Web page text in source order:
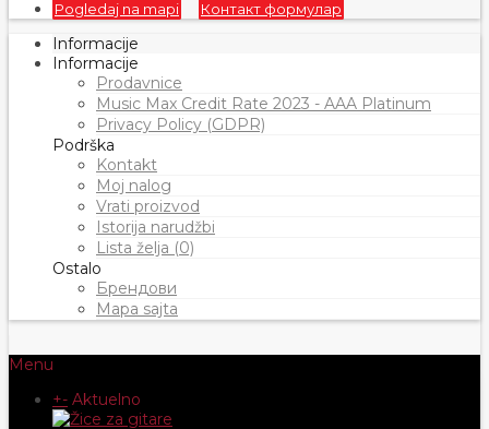
Pogledaj na mapi Контакт формулар
Informacije
Informacije
Prodavnice
Music Max Credit Rate 2023 - AAA Platinum
Privacy Policy (GDPR)
Podrška
Kontakt
Moj nalog
Vrati proizvod
Istorija narudžbi
Lista želja (0)
Ostalo
Брендови
Mapa sajta
Menu
+- Aktuelno